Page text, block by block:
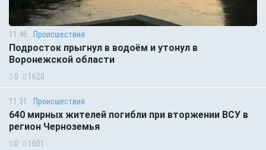
11:46 Происшествия
Подросток прыгнул в водоём и утонул в
Воронежской области
0 1620
11:31 Происшествия
640 мирных жителей погибли при вторжении ВСУ в
регион Черноземья
0 1601